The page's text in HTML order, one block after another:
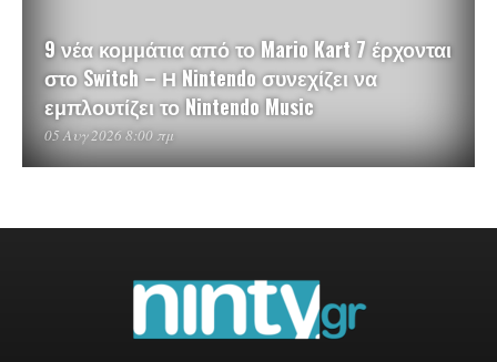
9 νέα κομμάτια από το Mario Kart 7 έρχονται
στο Switch – Η Nintendo συνεχίζει να
εμπλουτίζει το Nintendo Music
05 Αυγ 2026 8:00 πμ